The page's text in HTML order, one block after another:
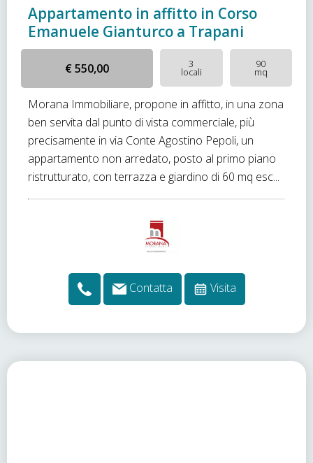
Appartamento in affitto in Corso
Emanuele Gianturco a Trapani
€ 550,00 3
locali
90
mq
Morana Immobiliare, propone in affitto, in una zona
ben servita dal punto di vista commerciale, più
precisamente in via Conte Agostino Pepoli, un
appartamento non arredato, posto al primo piano
ristrutturato, con terrazza e giardino di 60 mq esc...
Contatta Visita